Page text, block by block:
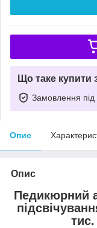
Що таке купити
Замовлення під
Опис
Опис
Педикюрний